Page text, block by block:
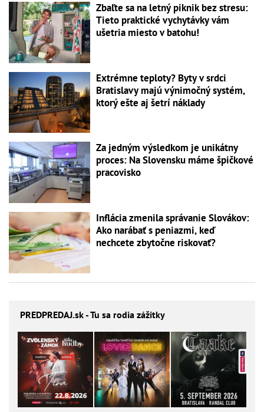
Zbaľte sa na letný piknik bez stresu:
Tieto praktické vychytávky vám
ušetria miesto v batohu!
Extrémne teploty? Byty v srdci
Bratislavy majú výnimočný systém,
ktorý ešte aj šetrí náklady
Za jedným výsledkom je unikátny
proces: Na Slovensku máme špičkové
pracovisko
Inflácia zmenila správanie Slovákov:
Ako narábať s peniazmi, keď
nechcete zbytočne riskovať?
PREDPREDAJ.sk - Tu sa rodia zážitky